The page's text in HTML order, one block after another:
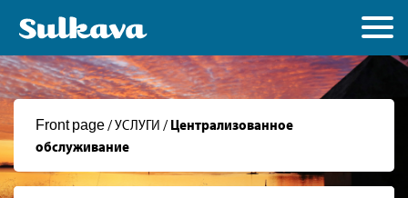
Front page/УСЛУГИ / Централизованное
обслуживание